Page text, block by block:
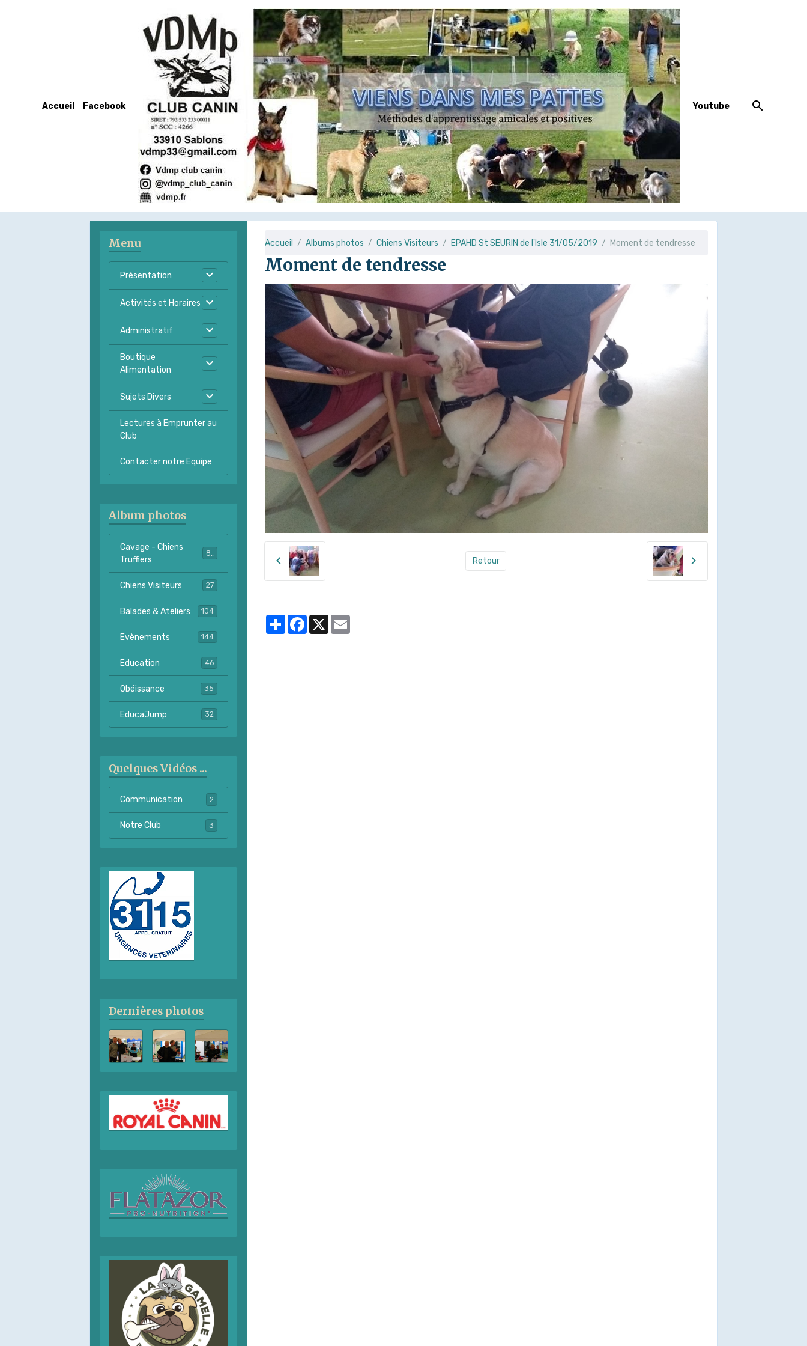
Accueil Facebook Youtube
Accueil Albums photos Chiens Visiteurs EPAHD St SEURIN de l'Isle 31/05/2019 Moment de tendresse
Moment de tendresse
Retour
PartagerFacebook
X
Menu
Présentation
Activités et Horaires
Administratif
Boutique
Alimentation
Sujets Divers
Lectures à Emprunter au
Club
Contacter notre Equipe
Album photos
Cavage - Chiens
Truffiers
Chiens Visiteurs 27
Balades & Ateliers 104
Evènements 144
Education 46
Obéissance 35
EducaJump 32
Quelques Vidéos ...
Communication 2
Notre Club 3
Dernières photos